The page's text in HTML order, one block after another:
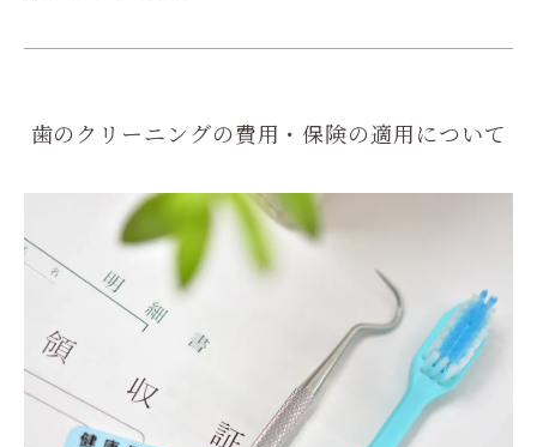
歯のクリーニングの費用・保険の適用について